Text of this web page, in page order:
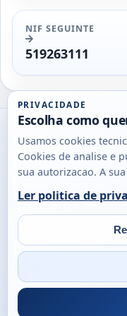
NIF SEGUINTE
519263111
Utils
DB
Consultas
para
cidadaos,
em
SobrePrivacidade
PRIVACIDADE
Escolha como
Usamos cookies
Cookies de analise e
sua autorizacao. A
Ler politica de